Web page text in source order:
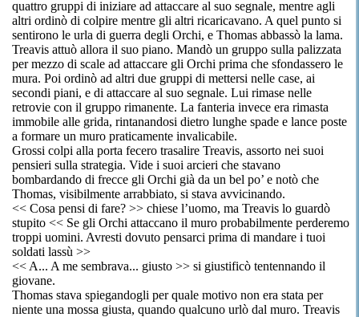
quattro gruppi di iniziare ad attaccare al suo segnale, mentre agli
altri ordinò di colpire mentre gli altri ricaricavano. A quel punto si
sentirono le urla di guerra degli Orchi, e Thomas abbassò la lama.
Treavis attuò allora il suo piano. Mandò un gruppo sulla palizzata
per mezzo di scale ad attaccare gli Orchi prima che sfondassero le
mura. Poi ordinò ad altri due gruppi di mettersi nelle case, ai
secondi piani, e di attaccare al suo segnale. Lui rimase nelle
retrovie con il gruppo rimanente. La fanteria invece era rimasta
immobile alle grida, rintanandosi dietro lunghe spade e lance poste
a formare un muro praticamente invalicabile.
Grossi colpi alla porta fecero trasalire Treavis, assorto nei suoi
pensieri sulla strategia. Vide i suoi arcieri che stavano
bombardando di frecce gli Orchi già da un bel po’ e notò che
Thomas, visibilmente arrabbiato, si stava avvicinando.
<< Cosa pensi di fare? >> chiese l’uomo, ma Treavis lo guardò
stupito << Se gli Orchi attaccano il muro probabilmente perderemo
troppi uomini. Avresti dovuto pensarci prima di mandare i tuoi
soldati lassù >>
<< A... A me sembrava... giusto >> si giustificò tentennando il
giovane.
Thomas stava spiegandogli per quale motivo non era stata per
niente una mossa giusta, quando qualcuno urlò dal muro. Treavis